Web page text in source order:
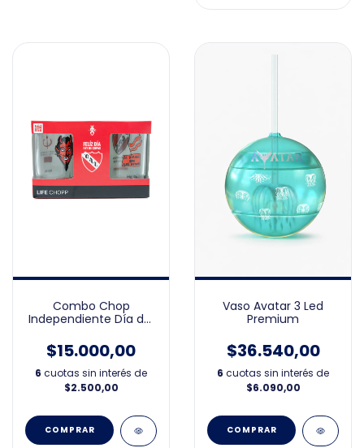
Combo Chop
Independiente Día del
$15.000,00
6 cuotas sin interés de
$2.500,00
Vaso Avatar 3 Led
Premium
$36.540,00
6 cuotas sin interés de
$6.090,00